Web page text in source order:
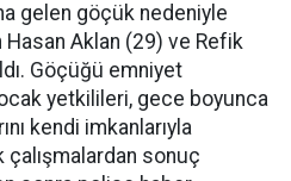
gelen göçük nedeniyle
Aklan (29) ve Refik
Göçüğü emniyet
yetkilileri, gece boyunca
kendi imkanlarıyla
çalışmalardan sonuç